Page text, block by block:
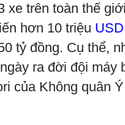
xe trên toàn thế
hơn 10 triệu USD
tỷ đồng. Cụ thể,
ra đời đội máy
của Không quân